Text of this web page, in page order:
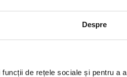
Despre
de rețele sociale și pentru a